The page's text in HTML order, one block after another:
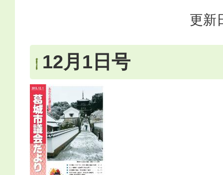
更新
12月1日号